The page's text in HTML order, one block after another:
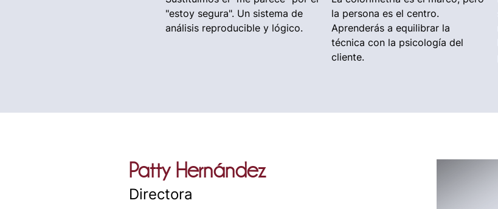
"estoy segura". Un sistema de
análisis reproducible y lógico.
la persona es el centro.
Aprenderás a equilibrar la
técnica con la psicología del
cliente.
Patty Hernández
Directora